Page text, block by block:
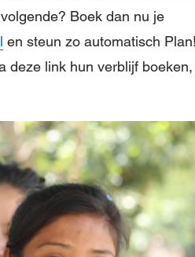
Boek dan nu je
en steun zo automatisch
deze link hun verblijf